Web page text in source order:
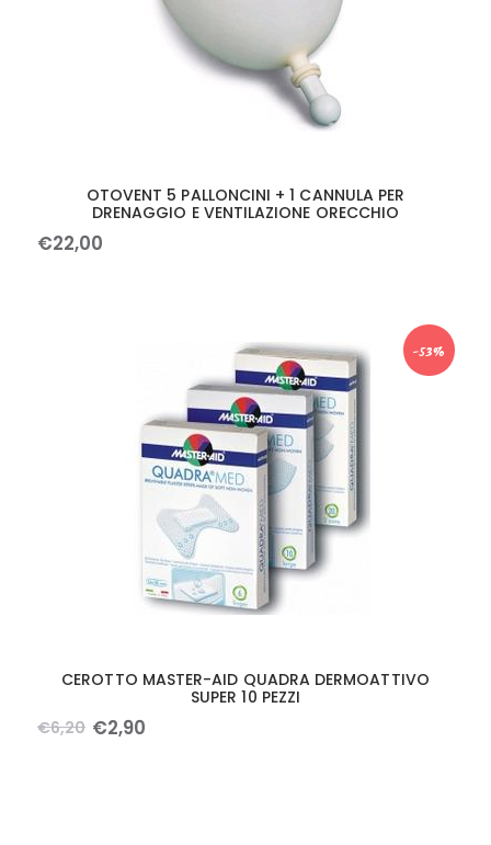
OTOVENT 5 PALLONCINI + 1 CANNULA PER
DRENAGGIO E VENTILAZIONE ORECCHIO
€22,00
-53%
CEROTTO MASTER-AID QUADRA DERMOATTIVO
SUPER 10 PEZZI
€6,20 €2,90